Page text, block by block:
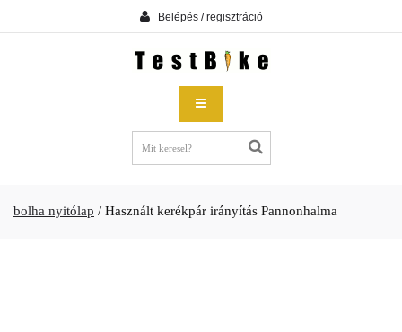
Belépés / regisztráció
bolha nyitólap / Használt kerékpár irányítás Pannonhalma